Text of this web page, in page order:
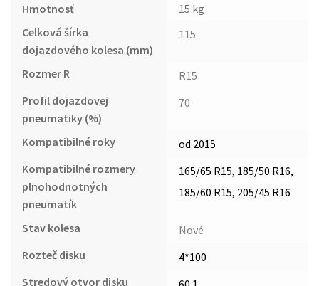
Hmotnosť
15 kg
Celková šírka
dojazdového kolesa (mm)
115
Rozmer R
R15
Profil dojazdovej
pneumatiky (%)
70
Kompatibilné roky
od 2015
Kompatibilné rozmery
plnohodnotných
pneumatík
165/65 R15, 185/50 R16,
185/60 R15, 205/45 R16
Stav kolesa
Nové
Rozteč disku
4*100
Stredový otvor disku